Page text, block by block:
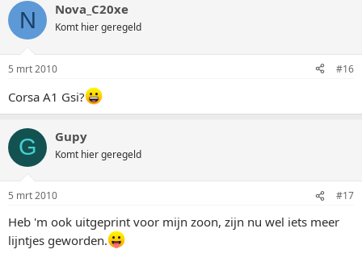
N Nova_C20xe
Komt hier geregeld
5 mrt 2010 #16
Corsa A1 Gsi?
G Gupy
Komt hier geregeld
5 mrt 2010 #17
Heb 'm ook uitgeprint voor mijn zoon, zijn nu wel iets meer
lijntjes geworden.